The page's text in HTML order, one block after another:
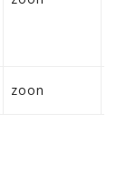
zoon